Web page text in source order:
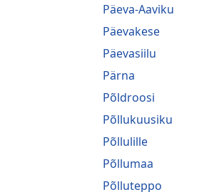
Päeva-Aaviku
Päevakese
Päevasiilu
Pärna
Põldroosi
Põllukuusiku
Põllulille
Põllumaa
Põlluteppo